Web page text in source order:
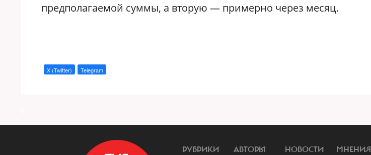
предполагаемой суммы, а вторую — примерно через месяц.
X (Twitter) Telegram
РУБРИКИ АВТОРЫ НОВОСТИ МНЕНИЯ